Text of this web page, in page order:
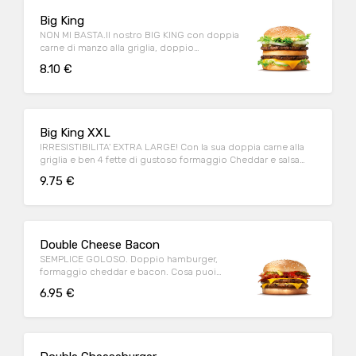
Big King
NON MI BASTA.Il nostro BIG KING con doppia
carne di manzo alla griglia, doppio
8.10 €
Big King XXL
IRRESISTIBILITA' EXTRA LARGE! Con la sua doppia carne alla
griglia e ben 4 fette di gustoso formaggio Cheddar e salsa
9.75 €
Double Cheese Bacon
SEMPLICE GOLOSO. Doppio hamburger,
formaggio cheddar e bacon. Cosa puoi
6.95 €